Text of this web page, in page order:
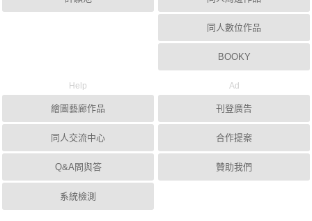
同人數位作品
BOOKY
Help
繪圖藝廊作品
同人交流中心
Q&A問與答
系統檢測
Ad
刊登廣告
合作提案
贊助我們